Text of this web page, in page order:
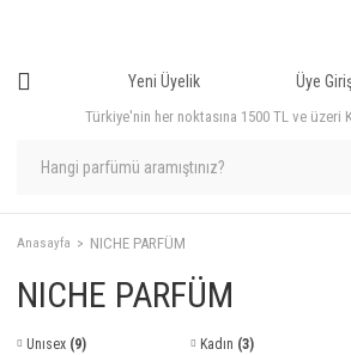
Türkiye'nin her noktasına 1500 TL ve üzeri
Yeni Üyelik Üye
Anasayfa NICHE PARFÜM
NICHE PARFÜM
Unısex (9) Kadın (3)